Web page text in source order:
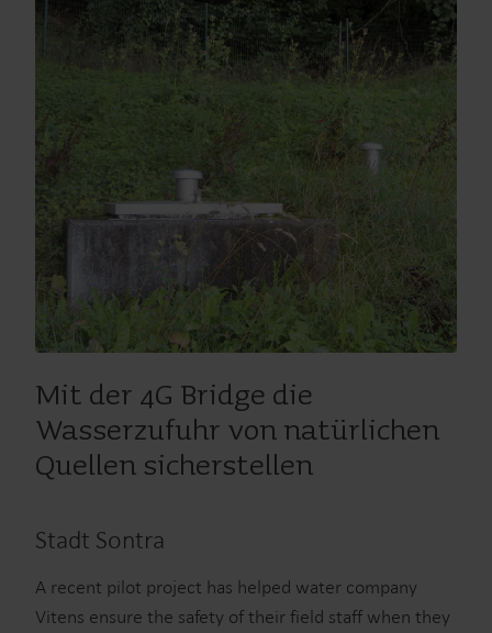
Mit der 4G Bridge die
Wasserzufuhr von natürlichen
Quellen sicherstellen
Stadt Sontra
A recent pilot project has helped water company
Vitens ensure the safety of their field staff when they